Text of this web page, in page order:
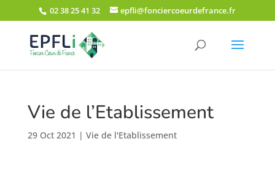
02 38 25 41 32 epfli@fonciercoeurdefrance.fr
Vie de l’Etablissement
29 Oct 2021 | Vie de l'Etablissement